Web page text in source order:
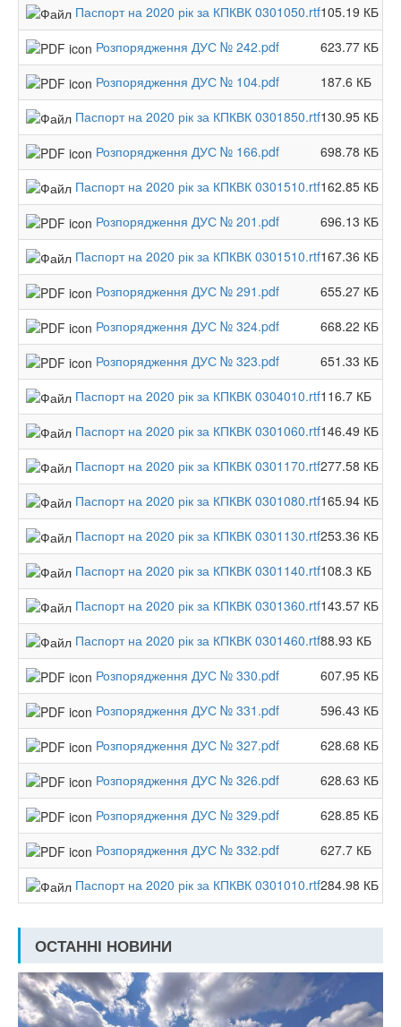
Паспорт на 2020 рік за КПКВК 0301050.rtf105.19 КБ
Розпорядження ДУС № 242.pdf
623.77 КБ
Розпорядження ДУС № 104.pdf
187.6 КБ
Паспорт на 2020 рік за КПКВК 0301850.rtf130.95 КБ
Розпорядження ДУС № 166.pdf
698.78 КБ
Паспорт на 2020 рік за КПКВК 0301510.rtf162.85 КБ
Розпорядження ДУС № 201.pdf
696.13 КБ
Паспорт на 2020 рік за КПКВК 0301510.rtf167.36 КБ
Розпорядження ДУС № 291.pdf
655.27 КБ
Розпорядження ДУС № 324.pdf
668.22 КБ
Розпорядження ДУС № 323.pdf
651.33 КБ
Паспорт на 2020 рік за КПКВК 0304010.rtf116.7 КБ
Паспорт на 2020 рік за КПКВК 0301060.rtf146.49 КБ
Паспорт на 2020 рік за КПКВК 0301170.rtf277.58 КБ
Паспорт на 2020 рік за КПКВК 0301080.rtf165.94 КБ
Паспорт на 2020 рік за КПКВК 0301130.rtf253.36 КБ
Паспорт на 2020 рік за КПКВК 0301140.rtf108.3 КБ
Паспорт на 2020 рік за КПКВК 0301360.rtf143.57 КБ
Паспорт на 2020 рік за КПКВК 0301460.rtf88.93 КБ
Розпорядження ДУС № 330.pdf
607.95 КБ
Розпорядження ДУС № 331.pdf
596.43 КБ
Розпорядження ДУС № 327.pdf
628.68 КБ
Розпорядження ДУС № 326.pdf
628.63 КБ
Розпорядження ДУС № 329.pdf
628.85 КБ
Розпорядження ДУС № 332.pdf
627.7 КБ
Паспорт на 2020 рік за КПКВК 0301010.rtf284.98 КБ
ОСТАННІ НОВИНИ